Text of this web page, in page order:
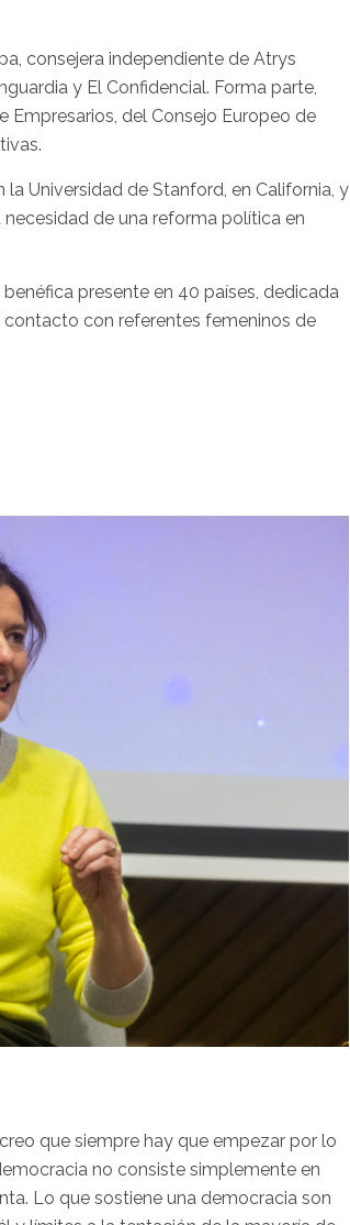
consejera independiente de Atrys
y El Confidencial. Forma parte,
Empresarios, del Consejo Europeo de
Universidad de Stanford, en California, y
de una reforma política en
presente en 40 países, dedicada
contacto con referentes femeninos de
que siempre hay que empezar por lo
no consiste simplemente en
Lo que sostiene una democracia son